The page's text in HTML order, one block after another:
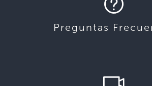
Preguntas